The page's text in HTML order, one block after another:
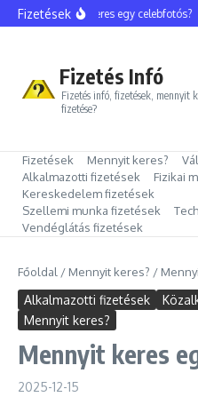
Ugrás a tartalomhoz
Fizetések
Mennyit keres egy celebfotós?
Fizetés Infó
Fizetés infó, fizetések, mennyit
fizetése?
Fizetések Mennyit keres?
Alkalmazotti fizetések
Fizikai
Kereskedelem fizetések
Szellemi munka fizetések
Vendéglátás fizetések
Főoldal / Mennyit keres? /
Alkalmazotti fizetések
Mennyit keres?
Mennyit keres
2025-12-15